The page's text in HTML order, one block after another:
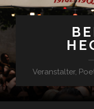
Veranstalter,